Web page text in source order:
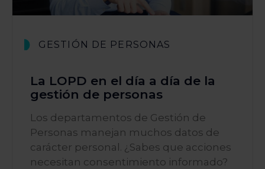
GESTIÓN DE PERSONAS
La LOPD en el día a día de la
gestión de personas
Los departamentos de Gestión de
Personas manejan muchos datos de
carácter personal. ¿Sabes que acciones
necesitan consentimiento informado?